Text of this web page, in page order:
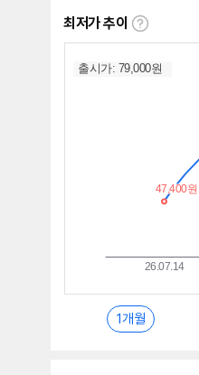
최저가 추이
최
가
1개월